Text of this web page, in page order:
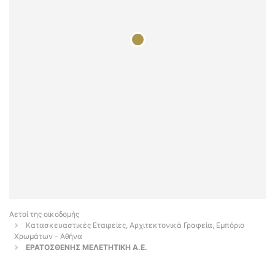
Αετοί της οικοδομής
Κατασκευαστικές Εταιρείες, Αρχιτεκτονικά Γραφεία, Εμπόριο
Χρωμάτων - Αθήνα
ΕΡΑΤΟΣΘΕΝΗΣ ΜΕΛΕΤΗΤΙΚΗ Α.Ε.